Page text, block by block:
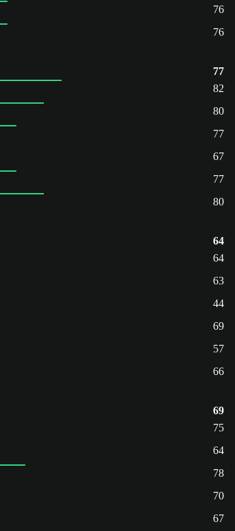
76
76
77
82
80
77
67
77
80
64
64
63
44
69
57
66
69
75
64
78
70
67